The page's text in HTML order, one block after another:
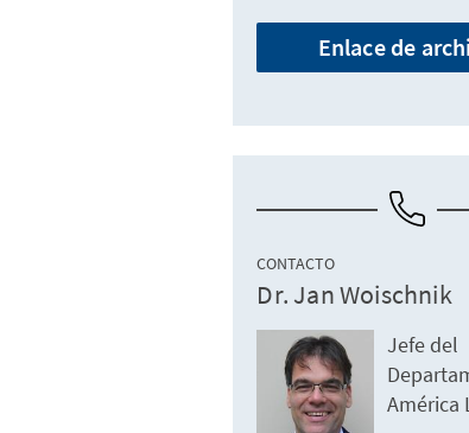
Enlace de
CONTACTO
Dr. Jan Woischnik
Jefe del
América